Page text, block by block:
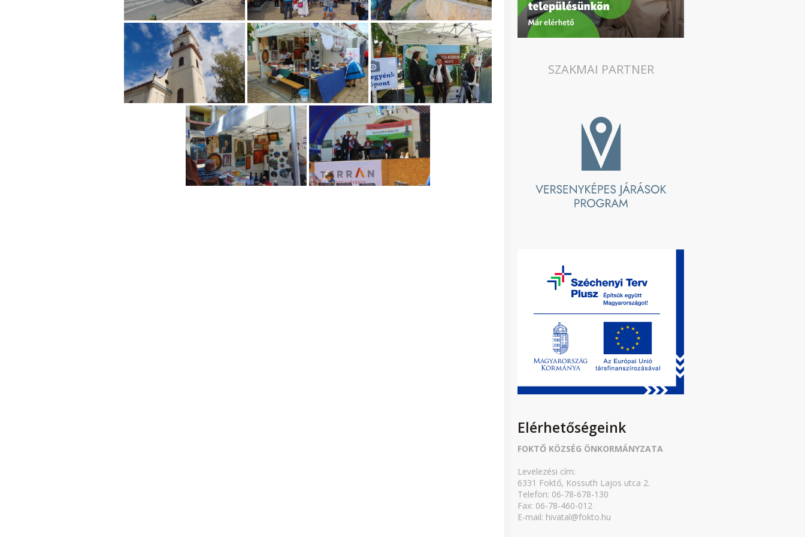
SZAKMAI PARTNER
Elérhetőségeink
FOKTŐ KÖZSÉG ÖNKORMÁNYZATA
Levelezési cím:
6331 Foktő, Kossuth Lajos utca 2.
Telefon: 06-78-678-130
Fax: 06-78-460-012
E-mail: hivatal@fokto.hu